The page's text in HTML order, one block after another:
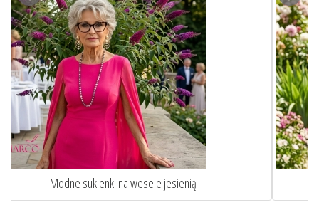
Jak ubrać się na komunie wnuka lub wnuczki?